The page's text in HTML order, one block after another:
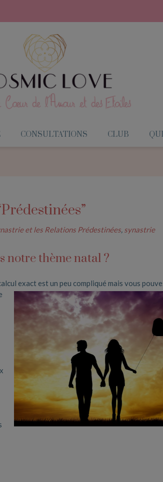
CONSULTATIONS CLUB
et les Relations Prédestinées, synastrie
notre thème natal ?
exact est un peu compliqué mais vous